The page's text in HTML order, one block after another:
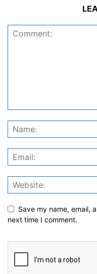
Save my name, email,
next time I comment.